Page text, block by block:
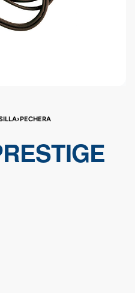
›PECHERA